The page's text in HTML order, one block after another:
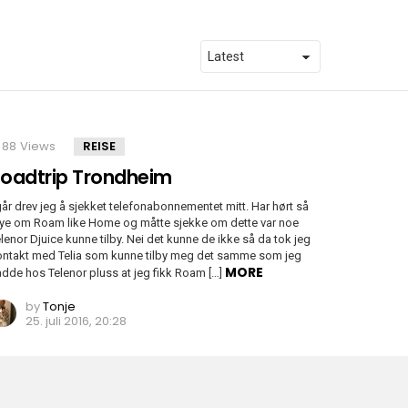
88 Views REISE
Trondheim
drev jeg å sjekket telefonabonnementet mitt. Har hørt så
om Roam like Home og måtte sjekke om dette var noe
Djuice kunne tilby. Nei det kunne de ikke så da tok jeg
med Telia som kunne tilby meg det samme som jeg
hos Telenor pluss at jeg fikk Roam […] MORE
byTonje
25. juli 2016, 20:28